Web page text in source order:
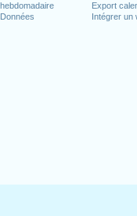
hebdomadaire
Données
Export
Intégrer un